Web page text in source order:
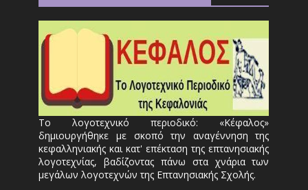
Το λογοτεχνικό περιοδικό: «Κέφαλος»
δημιουργήθηκε με σκοπό την αναγέννηση της
κεφαλληνιακής και κατ' επέκταση της επτανησιακής
λογοτεχνίας, βαδίζοντας πάνω στα χνάρια των
μεγάλων λογοτεχνών της Επτανησιακής Σχολής.